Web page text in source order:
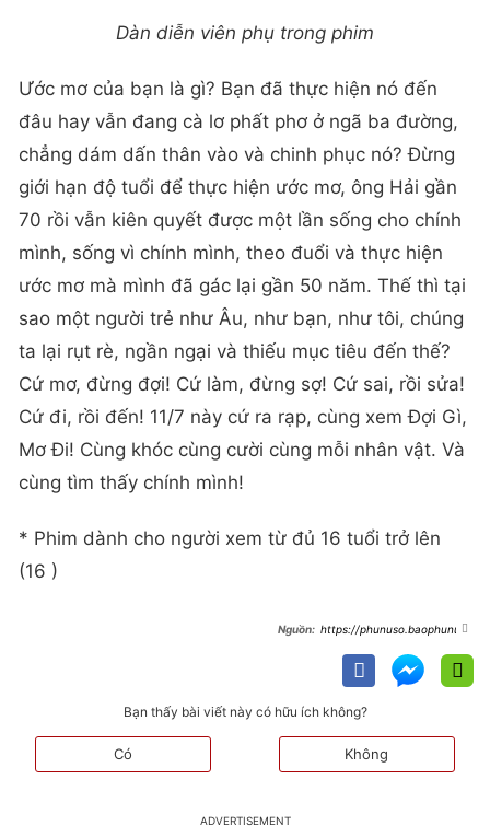
Dàn diễn viên phụ trong phim
Ước mơ của bạn là gì? Bạn đã thực hiện nó đến
đâu hay vẫn đang cà lơ phất phơ ở ngã ba đường,
chẳng dám dấn thân vào và chinh phục nó? Đừng
giới hạn độ tuổi để thực hiện ước mơ, ông Hải gần
70 rồi vẫn kiên quyết được một lần sống cho chính
mình, sống vì chính mình, theo đuổi và thực hiện
ước mơ mà mình đã gác lại gần 50 năm. Thế thì tại
sao một người trẻ như Âu, như bạn, như tôi, chúng
ta lại rụt rè, ngần ngại và thiếu mục tiêu đến thế?
Cứ mơ, đừng đợi! Cứ làm, đừng sợ! Cứ sai, rồi sửa!
Cứ đi, rồi đến! 11/7 này cứ ra rạp, cùng xem Đợi Gì,
Mơ Đi! Cùng khóc cùng cười cùng mỗi nhân vật. Và
cùng tìm thấy chính mình!
* Phim dành cho người xem từ đủ 16 tuổi trở lên
(16 )
https://phunuso.baophunuth
gia-70-tuoi-sieu-quay-gap-gen-z-
bao-thu-trong-doi-gi-mo-di-
193250704153041212.htm
Bạn thấy bài viết này có hữu ích không?
Có Không